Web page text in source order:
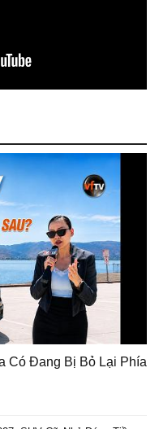
Có Đang Bị Bỏ Lại Phía